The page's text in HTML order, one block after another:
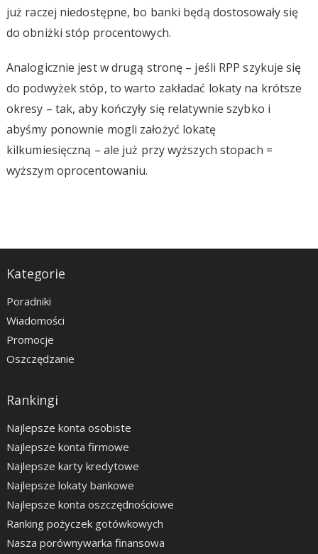
już raczej niedostępne, bo banki będą dostosowały się
do obniżki stóp procentowych.
Analogicznie jest w drugą stronę – jeśli RPP szykuje się
do podwyżek stóp, to warto zakładać lokaty na krótsze
okresy – tak, aby kończyły się relatywnie szybko i
abyśmy ponownie mogli założyć lokatę
kilkumiesięczną – ale już przy wyższych stopach =
wyższym oprocentowaniu.
Kategorie
Poradniki
Wiadomości
Promocje
Oszczędzanie
Rankingi
Najlepsze konta osobiste
Najlepsze konta firmowe
Najlepsze karty kredytowe
Najlepsze lokaty bankowe
Najlepsze konta oszczędnościowe
Ranking pożyczek gotówkowych
Nasza porównywarka finansowa